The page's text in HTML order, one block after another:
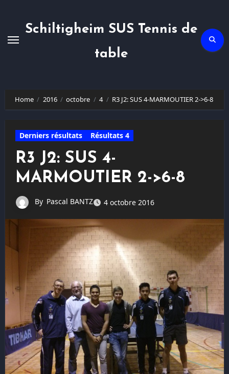
Schiltigheim SUS Tennis de
table
Home 2016 octobre 4 R3 J2: SUS 4-MARMOUTIER 2->6-8
Derniers résultats Résultats 4
R3 J2: SUS 4-
MARMOUTIER 2->6-8
By Pascal BANTZ 4 octobre 2016